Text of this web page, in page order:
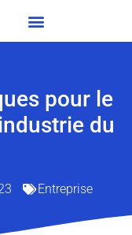
pour le
du
Entreprise